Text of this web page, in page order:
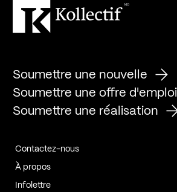
Soumettre une nouvelle
Soumettre une offre d'emploi
Soumettre une réalisation
Contactez-nous
À propos
Infolettre